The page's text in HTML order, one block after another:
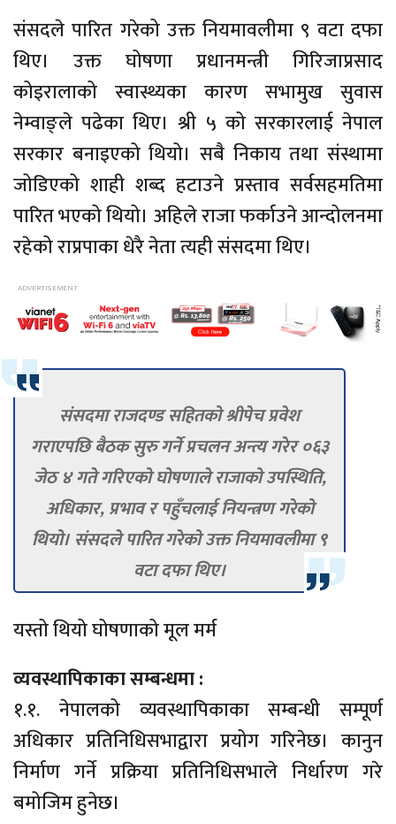
संसदले पारित गरेको उक्त नियमावलीमा ९ वटा दफा
थिए। उक्त घोषणा प्रधानमन्त्री गिरिजाप्रसाद
कोइरालाको स्वास्थ्यका कारण सभामुख सुवास
नेम्वाङ्ले पढेका थिए। श्री ५ को सरकारलाई नेपाल
सरकार बनाइएको थियो। सबै निकाय तथा संस्थामा
जोडिएको शाही शब्द हटाउने प्रस्ताव सर्वसहमतिमा
पारित भएको थियो। अहिले राजा फर्काउने आन्दोलनमा
रहेको राप्रपाका धेरै नेता त्यही संसदमा थिए।
संसदमा राजदण्ड सहितको श्रीपेच प्रवेश
गराएपछि बैठक सुरु गर्ने प्रचलन अन्त्य गरेर ०६३
जेठ ४ गते गरिएको घोषणाले राजाको उपस्थिति,
अधिकार, प्रभाव र पहुँचलाई नियन्त्रण गरेको
थियो। संसदले पारित गरेको उक्त नियमावलीमा ९
वटा दफा थिए।
यस्तो थियो घोषणाको मूल मर्म
व्यवस्थापिकाका सम्बन्धमा :
१.१. नेपालको व्यवस्थापिकाका सम्बन्धी सम्पूर्ण
अधिकार प्रतिनिधिसभाद्वारा प्रयोग गरिनेछ। कानुन
निर्माण गर्ने प्रक्रिया प्रतिनिधिसभाले निर्धारण गरे
बमोजिम हुनेछ।